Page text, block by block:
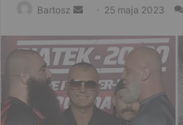
Bartosz
Send
email
25 maja 2023